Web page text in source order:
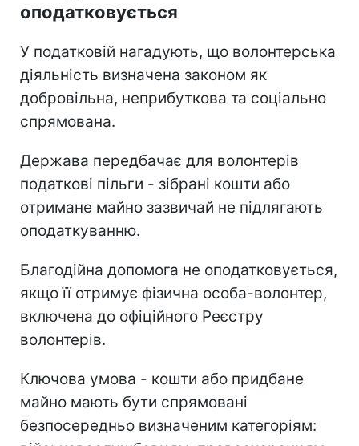
оподатковується
У податковій нагадують, що волонтерська
діяльність визначена законом як
добровільна, неприбуткова та соціально
спрямована.
Держава передбачає для волонтерів
податкові пільги - зібрані кошти або
отримане майно зазвичай не підлягають
оподаткуванню.
Благодійна допомога не оподатковується,
якщо її отримує фізична особа-волонтер,
включена до офіційного Реєстру
волонтерів.
Ключова умова - кошти або придбане
майно мають бути спрямовані
безпосередньо визначеним категоріям: